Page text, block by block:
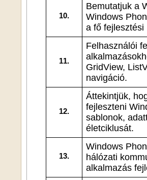
10.
Bemutatjuk a
Windows
11.
Felhasználói
GridView, ListView stb.),
navigáció.
12.
Áttekintjük, hogy hogyan lehet
fejleszteni Windows
sablonok,
életciklusát.
13.
Windows Phone
hálózati
alkalmazás